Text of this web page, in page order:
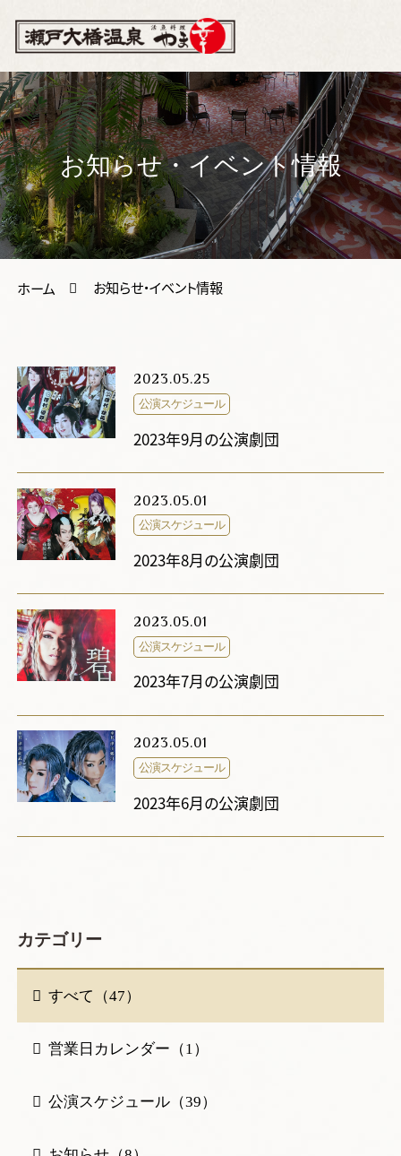
お知らせ・イベント情報
ホーム お知らせ・イベント情報
2023.05.25
公演スケジュール
2023年9月の公演劇団
2023.05.01
公演スケジュール
2023年8月の公演劇団
2023.05.01
公演スケジュール
2023年7月の公演劇団
2023.05.01
公演スケジュール
2023年6月の公演劇団
カテゴリー
すべて（47）
営業日カレンダー（1）
公演スケジュール（39）